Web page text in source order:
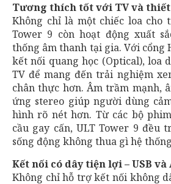
Tương thích tốt với TV và
Không chỉ là một chiếc loa cho
Tower 9 còn hoạt động xuất
thống âm thanh tại gia. Với cổng
kết nối quang học (Optical), loa
TV để mang đến trải nghiệm
chân thực hơn. Âm trầm mạnh,
ứng stereo giúp người dùng
hình rõ nét hơn. Từ các bộ
cầu gay cấn, ULT Tower 9 đều
sống động không thua gì hệ
Kết nối có dây tiện lợi – USB và
Không chỉ hỗ trợ kết nối không